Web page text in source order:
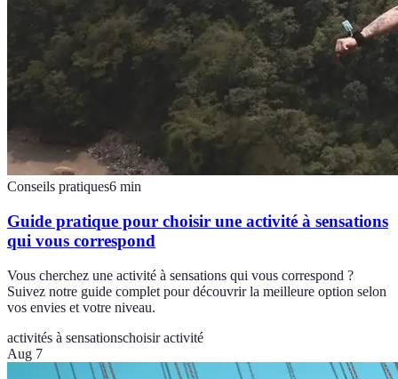
Conseils pratiques6 min
Guide pratique pour choisir une activité à sensations
qui vous correspond
Vous cherchez une activité à sensations qui vous correspond ?
Suivez notre guide complet pour découvrir la meilleure option selon
vos envies et votre niveau.
activités à sensationschoisir activité
Aug 7